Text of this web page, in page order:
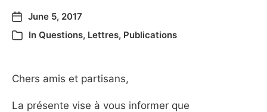
June 5, 2017
In Questions, Lettres, Publications
Chers amis et partisans,
La présente vise à vous informer que